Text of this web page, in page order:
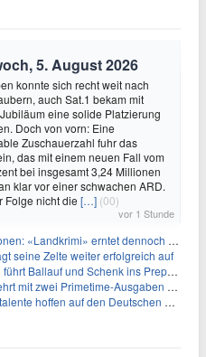
5. August 2026
konnte sich recht weit nach
auch Sat.1 bekam mit
eine solide Platzierung
Doch von vorn: Eine
Zuschauerzahl fuhr das
das mit einem neuen Fall vom
bei insgesamt 3,24 Millionen
klar vor einer schwachen ARD.
Folge nicht die […] (00)
vor 1 Stunde
erntet dennoch Primetime-Führung
seine Zelte weiter erfolgreich auf
Ballauf und Schenk ins Prepper-Milieu
mit zwei Primetime-Ausgaben zurück
hoffen auf den Deutschen Radiopreis